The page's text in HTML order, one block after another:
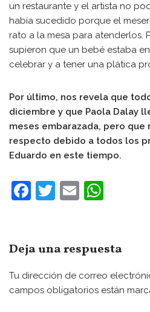
un restaurante y el artista no
había sucedido porque el
rato a la mesa para atenderlos.
supieron que un bebé estaba
celebrar y a tener una plática
Por último, nos revela que
diciembre y que Paola Dalay
meses embarazada, pero que
respecto debido a todos los
Eduardo en este tiempo.
F
e
b
o
T
er
E
l
s
A
p
Deja una respuesta
Tu dirección de correo
campos obligatorios están